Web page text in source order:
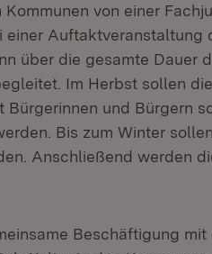
von einer
einer
über die gesamte Dauer
Im Herbst sollen
Bürgerinnen und Bürgern
Bis zum Winter
Anschließend werden
Beschäftigung